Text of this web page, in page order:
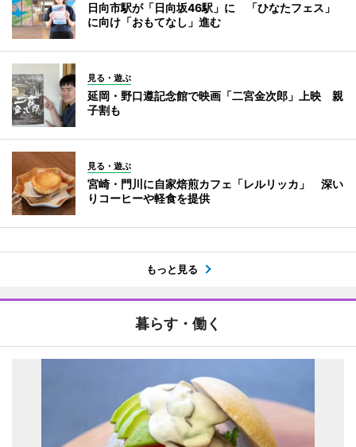
日向市駅が「日向坂46駅」に 「ひなたフェス」
に向け「おもてなし」進む
見る・遊ぶ
延岡・野口遵記念館で映画「二宮金次郎」上映 親
子割も
見る・遊ぶ
宮崎・門川に自家焙煎カフェ「レルリッカ」 深い
りコーヒーや軽食を提供
もっと見る
暮らす・働く